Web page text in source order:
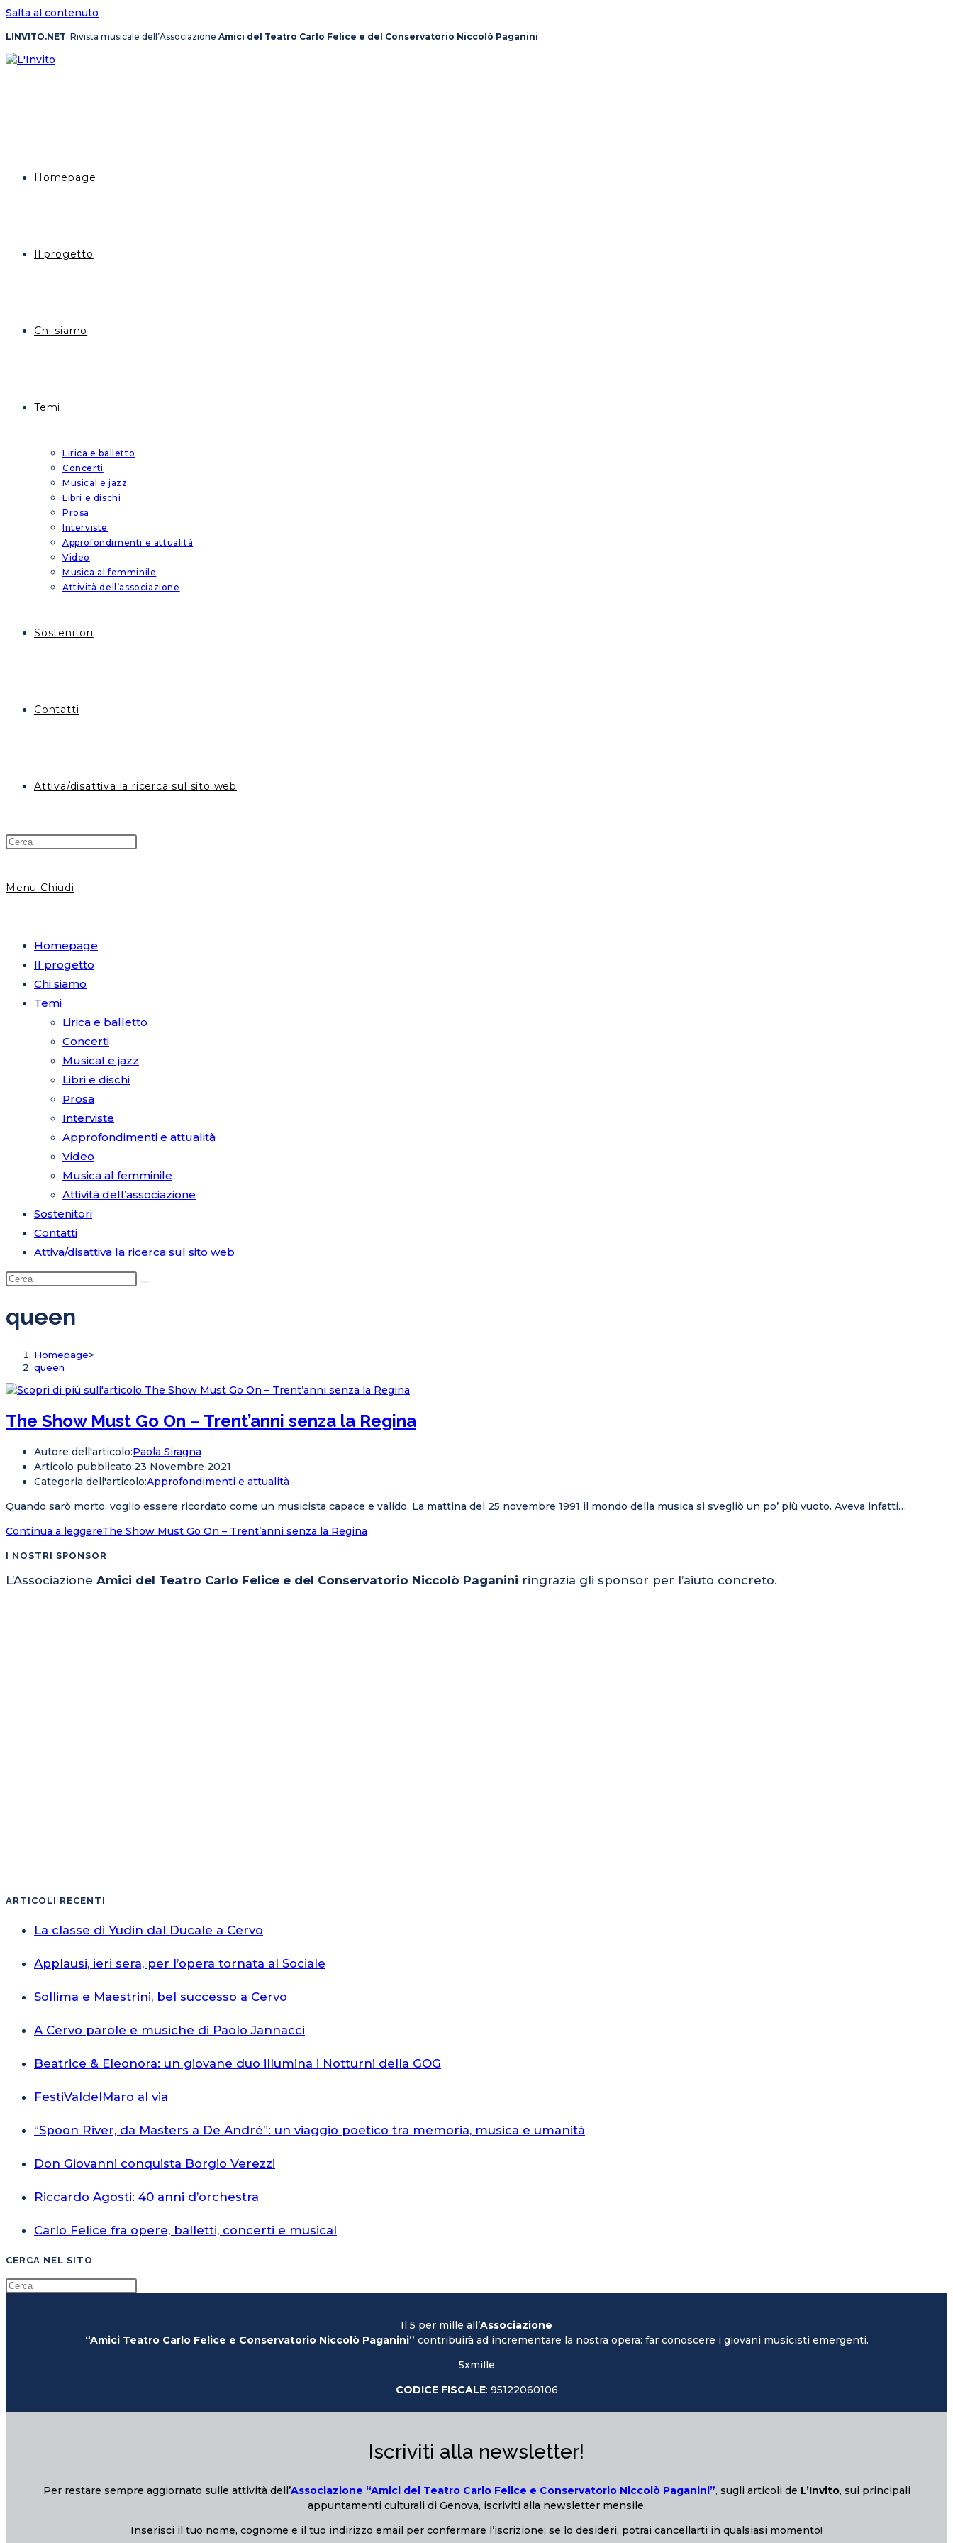
Salta al contenuto
LINVITO.NET: Rivista musicale dell’Associazione Amici del Teatro Carlo Felice e del Conservatorio Niccolò Paganini
Homepage
Il progetto
Chi siamo
Temi
Lirica e balletto
Concerti
Musical e jazz
Libri e dischi
Prosa
Interviste
Approfondimenti e attualità
Video
Musica al femminile
Attività dell’associazione
Sostenitori
Contatti
Attiva/disattiva la ricerca sul sito web
Menu Chiudi
Homepage
Il progetto
Chi siamo
Temi
Lirica e balletto
Concerti
Musical e jazz
Libri e dischi
Prosa
Interviste
Approfondimenti e attualità
Video
Musica al femminile
Attività dell’associazione
Sostenitori
Contatti
Attiva/disattiva la ricerca sul sito web
queen
Homepage>
queen
The Show Must Go On – Trent’anni senza la Regina
Autore dell'articolo:Paola Siragna
Articolo pubblicato:23 Novembre 2021
Categoria dell'articolo:Approfondimenti e attualità
Quando sarò morto, voglio essere ricordato come un musicista capace e valido. La mattina del 25 novembre 1991 il mondo della musica si svegliò un po’ più vuoto. Aveva infatti…
Continua a leggereThe Show Must Go On – Trent’anni senza la Regina
I NOSTRI SPONSOR
L’Associazione Amici del Teatro Carlo Felice e del Conservatorio Niccolò Paganini ringrazia gli sponsor per l’aiuto concreto.
ARTICOLI RECENTI
La classe di Yudin dal Ducale a Cervo
Applausi, ieri sera, per l’opera tornata al Sociale
Sollima e Maestrini, bel successo a Cervo
A Cervo parole e musiche di Paolo Jannacci
Beatrice & Eleonora: un giovane duo illumina i Notturni della GOG
FestiValdelMaro al via
“Spoon River, da Masters a De André”: un viaggio poetico tra memoria, musica e umanità
Don Giovanni conquista Borgio Verezzi
Riccardo Agosti: 40 anni d’orchestra
Carlo Felice fra opere, balletti, concerti e musical
CERCA NEL SITO
Il 5 per mille all’Associazione
“Amici Teatro Carlo Felice e Conservatorio Niccolò Paganini” contribuirà ad incrementare la nostra opera: far conoscere i giovani musicisti emergenti.
5xmille
CODICE FISCALE: 95122060106
Iscriviti alla newsletter!
Per restare sempre aggiornato sulle attività dell’Associazione “Amici del Teatro Carlo Felice e Conservatorio Niccolò Paganini”, sugli articoli de L’Invito, sui principali
appuntamenti culturali di Genova, iscriviti alla newsletter mensile.
Inserisci il tuo nome, cognome e il tuo indirizzo email per confermare l’iscrizione; se lo desideri, potrai cancellarti in qualsiasi momento!